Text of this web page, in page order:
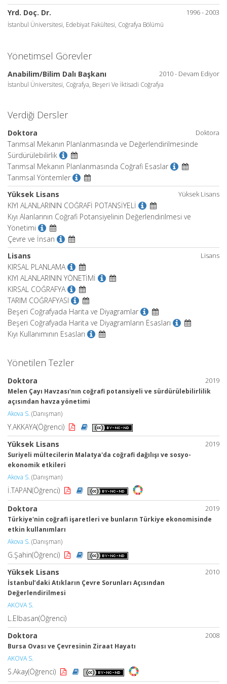
1996 - 2003
Yrd. Doç. Dr.
İstanbul Üniversitesi, Edebiyat Fakültesi, Coğrafya Bölümü
Yönetimsel Görevler
2010 - Devam Ediyor
Anabilim/Bilim Dalı Başkanı
İstanbul Üniversitesi, Coğrafya, Beşeri Ve İktisadi Coğrafya
Verdiği Dersler
Doktora
Doktora
Tarımsal Mekanın Planlanmasında ve Değerlendirilmesinde
Sürdürülebilirlik
Tarımsal Mekanın Planlanmasında Coğrafi Esaslar
Tarımsal Yöntemler
Yüksek Lisans
Yüksek Lisans
KIYI ALANLARININ COĞRAFİ POTANSİYELİ
Kıyı Alanlarının Coğrafi Potansiyelinin Değerlendirilmesi ve
Yönetimi
Çevre ve İnsan
Lisans
Lisans
KIRSAL PLANLAMA
KIYI ALANLARININ YÖNETİMİ
KIRSAL COĞRAFYA
TARIM COĞRAFYASI
Beşeri Coğrafyada Harita ve Diyagramlar
Beşeri Coğrafyada Harita ve Diyagramların Esasları
Kıyı Kullanımının Esasları
Yönetilen Tezler
2019
Doktora
Melen Çayı Havzası'nın coğrafi potansiyeli ve sürdürülebilirlilik
açısından havza yönetimi
Akova S. (Danışman)
Y.AKKAYA(Öğrenci)
2019
Yüksek Lisans
Suriyeli mültecilerin Malatya'da coğrafi dağılışı ve sosyo-
ekonomik etkileri
Akova S. (Danışman)
İ.TAPAN(Öğrenci)
2019
Doktora
Türkiye'nin coğrafi işaretleri ve bunların Türkiye ekonomisinde
etkin kullanımları
Akova S. (Danışman)
G.Şahin(Öğrenci)
2010
Yüksek Lisans
İstanbul’daki Atıkların Çevre Sorunları Açısından
Değerlendirilmesi
AKOVA S.
L.Elbasan(Öğrenci)
2008
Doktora
Bursa Ovası ve Çevresinin Ziraat Hayatı
AKOVA S.
S.Akay(Öğrenci)